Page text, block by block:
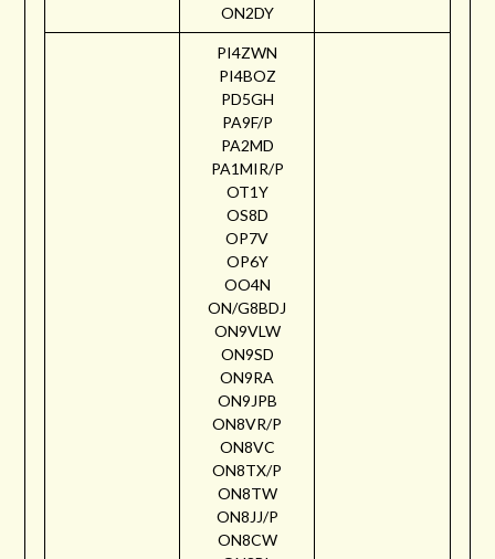
ON2DY
PI4ZWN
PI4BOZ
PD5GH
PA9F/P
PA2MD
PA1MIR/P
OT1Y
OS8D
OP7V
OP6Y
OO4N
ON/G8BDJ
ON9VLW
ON9SD
ON9RA
ON9JPB
ON8VR/P
ON8VC
ON8TX/P
ON8TW
ON8JJ/P
ON8CW